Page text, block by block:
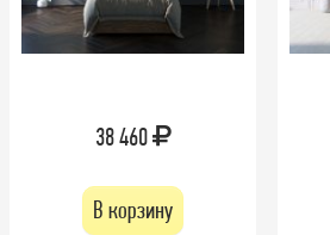
38 460
В корзину